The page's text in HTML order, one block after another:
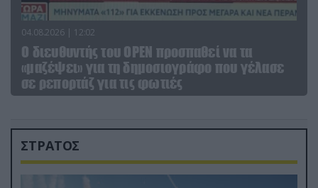
04.08.2026 | 12:02
O διευθυντής του OPEN προσπαθεί να τα
«μαζέψει» για τη δημοσιογράφο που γέλασε
σε ρεπορτάζ για τις φωτιές
ΣΤΡΑΤΟΣ